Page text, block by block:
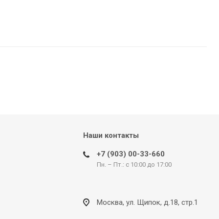
Наши контакты
+7 (903) 00-33-660
Пн. – Пт.: с 10:00 до 17:00
Москва, ул. Щипок, д.18, стр.1